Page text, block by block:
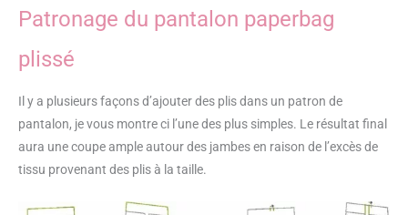
Patronage du pantalon paperbag
plissé
Il y a plusieurs façons d’ajouter des plis dans un patron de
pantalon, je vous montre ci l’une des plus simples. Le résultat final
aura une coupe ample autour des jambes en raison de l’excès de
tissu provenant des plis à la taille.